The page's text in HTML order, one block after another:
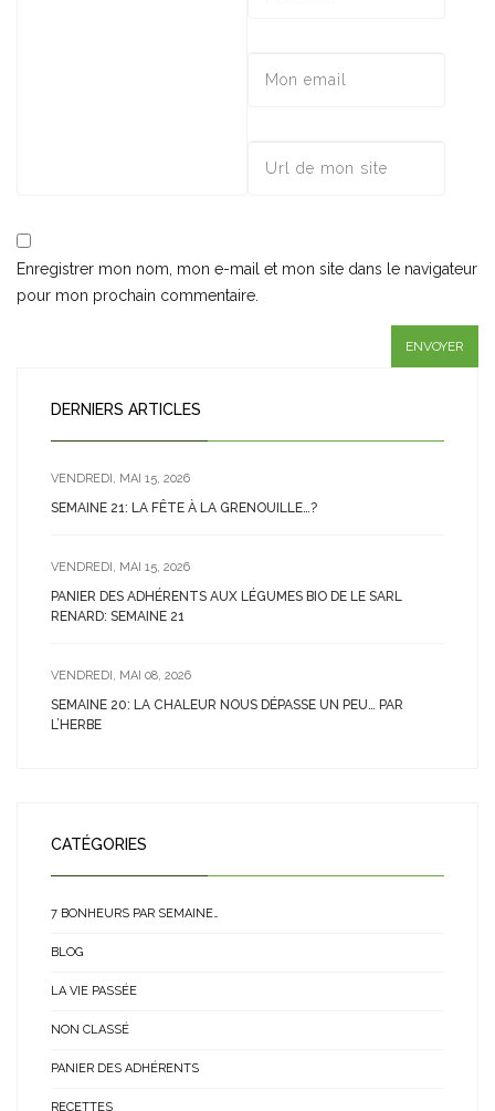
Enregistrer mon nom, mon e-mail et mon site dans le navigateur
pour mon prochain commentaire.
DERNIERS ARTICLES
VENDREDI, MAI 15, 2026
SEMAINE 21: LA FÊTE À LA GRENOUILLE…?
VENDREDI, MAI 15, 2026
PANIER DES ADHÉRENTS AUX LÉGUMES BIO DE LE SARL
RENARD: SEMAINE 21
VENDREDI, MAI 08, 2026
SEMAINE 20: LA CHALEUR NOUS DÉPASSE UN PEU… PAR
L’HERBE
CATÉGORIES
7 BONHEURS PAR SEMAINE…
BLOG
LA VIE PASSÉE
NON CLASSÉ
PANIER DES ADHÉRENTS
RECETTES